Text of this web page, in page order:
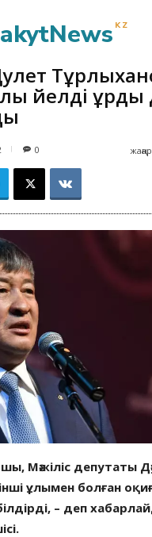
KZ
әйелді ұрды
0
Мәжіліс депутаты
ұлымен болған
– деп